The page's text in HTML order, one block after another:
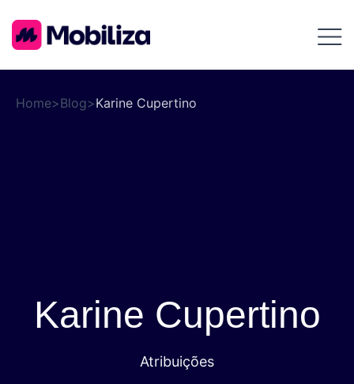
Home>Blog>Karine Cupertino
Karine Cupertino
Atribuições